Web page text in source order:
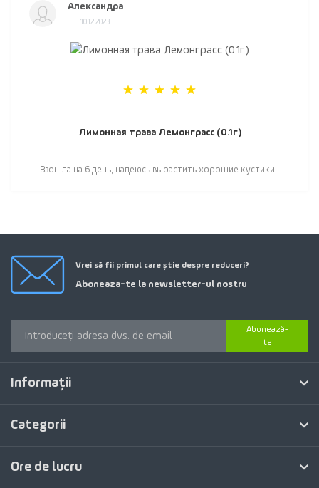
Александра
10.12.2023
Лимонная трава Лемонграсс (0.1г)
Взошла на 6 день, надеюсь вырастить хорошие кустики..
Vrei să fii primul care știe despre reduceri?
Aboneaza-te la newsletter-ul nostru
Abonează-
te
Informaţii
Categorii
Ore de lucru